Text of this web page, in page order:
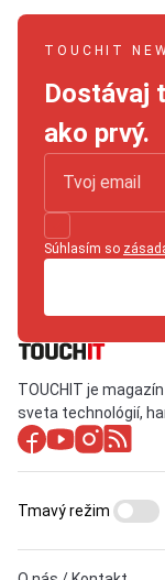
TOUCHIT
Dostávaj
ako prvý.
Súhlasím so
TOUCHIT je
sveta technológií,
Tmavý režim